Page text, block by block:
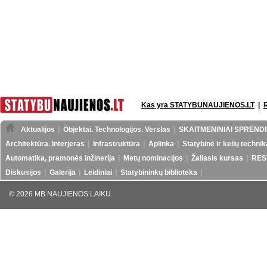
Kas yra STATYBUNAUJIENOS.LT|
Aktualijos Objektai. Technologijos. Verslas
SKAITMENINIAI
Architektūra. Interjeras
Infrastruktūra Aplinka
Statybinė ir kelių
Automatika, pramonės inžinerija
Metų nominacijos Žaliasis kursas
Diskusijos
Galerija Leidiniai Statybininkų biblioteka
© 2026 MB NAUJIENOS LAIKU